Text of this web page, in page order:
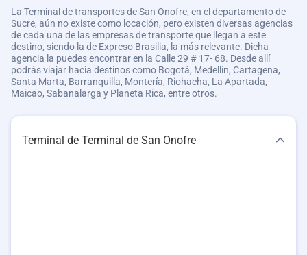
La Terminal de transportes de San Onofre, en el departamento de
Sucre, aún no existe como locación, pero existen diversas agencias
de cada una de las empresas de transporte que llegan a este
destino, siendo la de Expreso Brasilia, la más relevante. Dicha
agencia la puedes encontrar en la Calle 29 # 17- 68. Desde allí
podrás viajar hacia destinos como Bogotá, Medellín, Cartagena,
Santa Marta, Barranquilla, Montería, Riohacha, La Apartada,
Maicao, Sabanalarga y Planeta Rica, entre otros.
Terminal de Terminal de San Onofre